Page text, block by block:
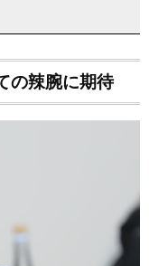
の辣腕に期待